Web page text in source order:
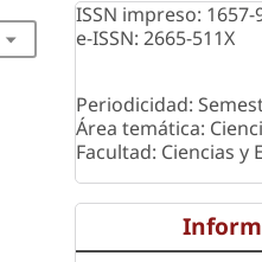
ISSN impreso: 1657-
e-ISSN: 2665-511X
Periodicidad:
Área temática:
Facultad: Ciencias y